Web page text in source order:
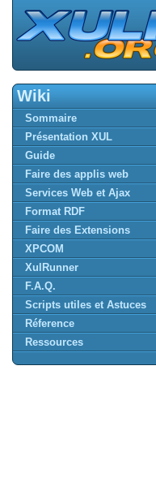
Wiki
Sommaire
Présentation XUL
Guide
Faire des applis web
Services Web et Ajax
Format RDF
Faire des Extensions
XPCOM
XulRunner
F.A.Q.
Scripts utiles et Astuces
Réference
Ressources